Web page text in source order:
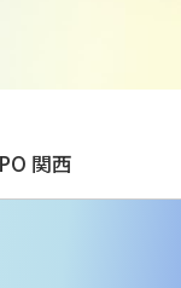
関西